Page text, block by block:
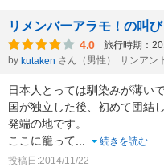
リメンバーアラモ！の叫
4.0 旅行時期：
by kutaken さん（男性） サンアン
日本人とっては馴染みが薄い
国が独立した後、初めて団結
発端の地です。
ここに籠って...
続きを読む
投稿日:2014/11/22